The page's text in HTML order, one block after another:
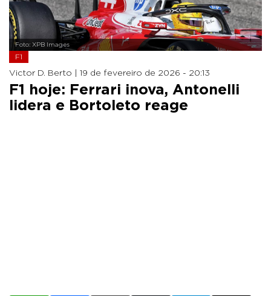
Foto: XPB Images
F1
Victor D. Berto | 19 de fevereiro de 2026 - 20:13
F1 hoje: Ferrari inova, Antonelli
lidera e Bortoleto reage